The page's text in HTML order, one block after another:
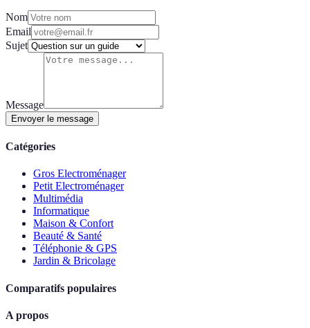
Nom
Email
Sujet
Message
Envoyer le message
Catégories
Gros Electroménager
Petit Electroménager
Multimédia
Informatique
Maison & Confort
Beauté & Santé
Téléphonie & GPS
Jardin & Bricolage
Comparatifs populaires
A propos